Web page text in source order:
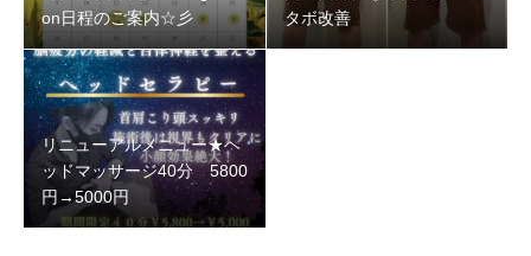
on日程のご案内☆彡
タボ改善
リニューアルメニュー★ヘ
ッドマッサージ40分 5800
円→5000円